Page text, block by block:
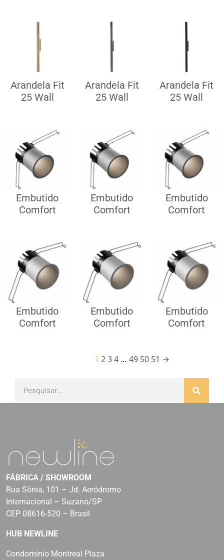
Arandela Fit
25 Wall
Arandela Fit
25 Wall
Arandela Fit
25 Wall
Embutido
Comfort
Embutido
Comfort
Embutido
Comfort
Embutido
Comfort
Embutido
Comfort
Embutido
Comfort
1 234 … 49 50 51 →
FÁBRICA / SHOWROOM
Rua Sônia, 101 – Jd. Aeródromo
Internacional – Suzano/SP
CEP 08616-520 – Brasil
HUB NEWLINE
Condomínio Montreal Plaza